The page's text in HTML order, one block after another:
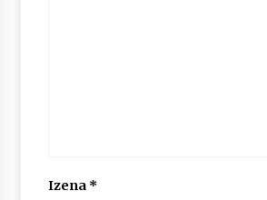
Izena *